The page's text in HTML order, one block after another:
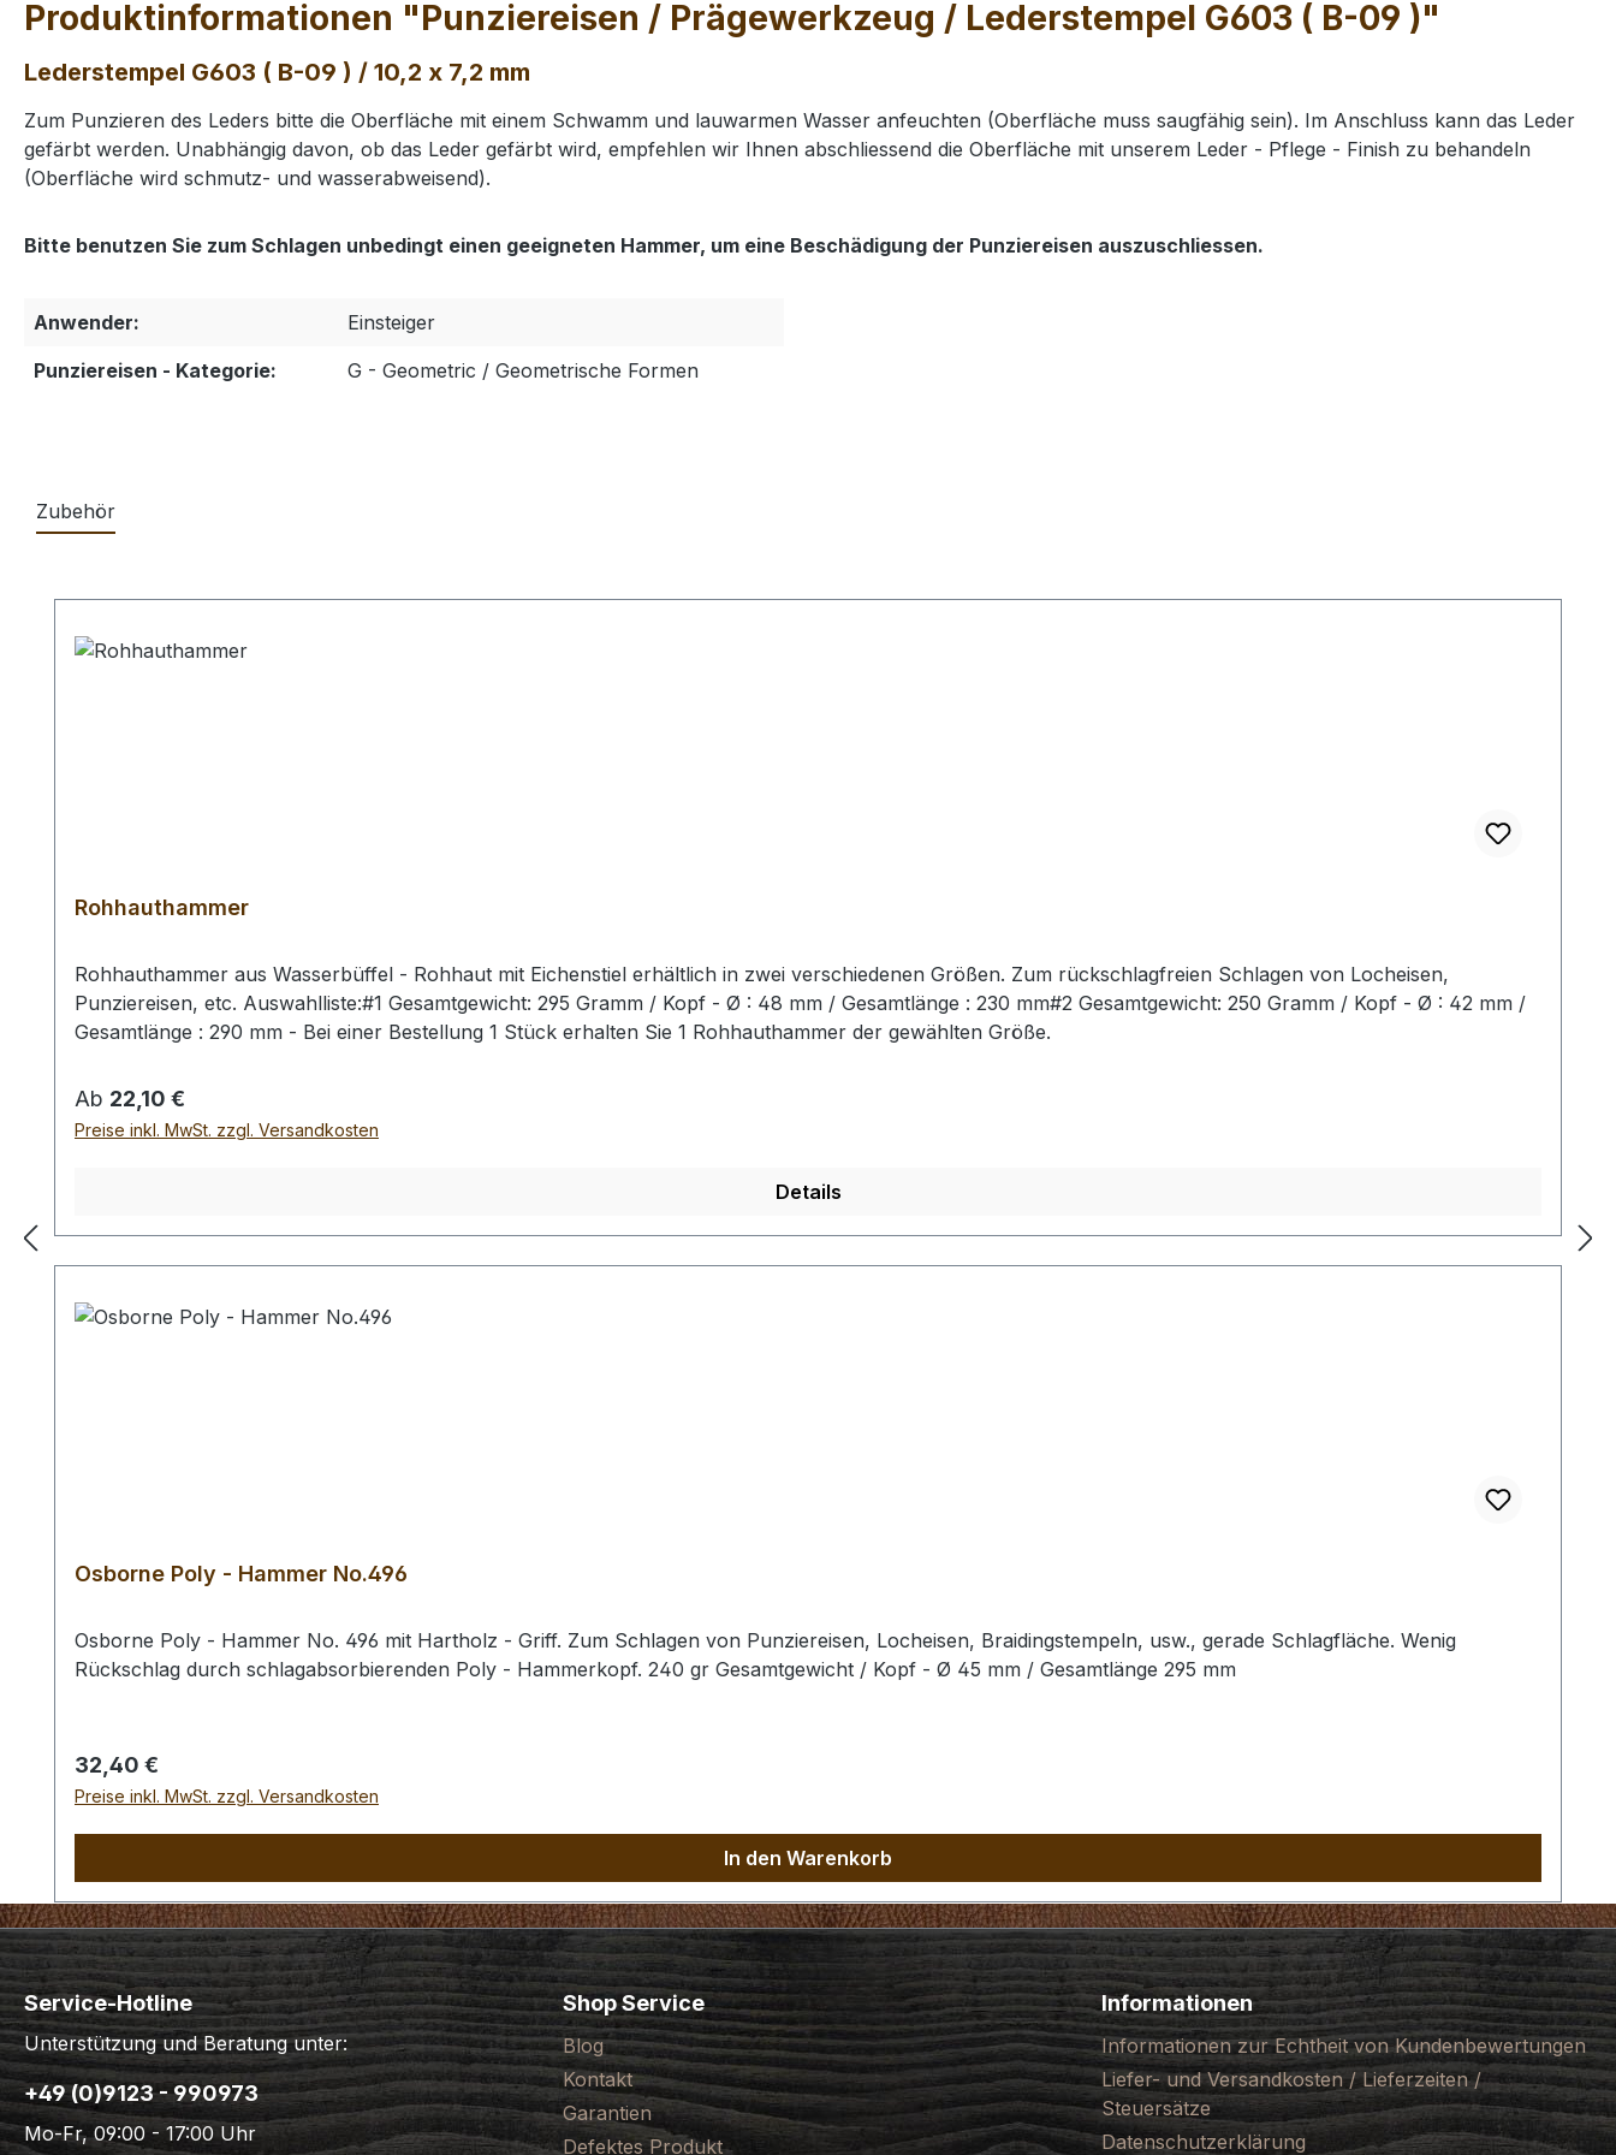
Produktinformationen "Punziereisen / Prägewerkzeug / Lederstempel G603 ( B-09 )"
Lederstempel G603 ( B-09 ) / 10,2 x 7,2 mm
Zum Punzieren des Leders bitte die Oberfläche mit einem Schwamm und lauwarmen Wasser anfeuchten (Oberfläche muss saugfähig sein). Im Anschluss kann das Leder
gefärbt werden. Unabhängig davon, ob das Leder gefärbt wird, empfehlen wir Ihnen abschliessend die Oberfläche mit unserem Leder - Pflege - Finish zu behandeln
(Oberfläche wird schmutz- und wasserabweisend).
Bitte benutzen Sie zum Schlagen unbedingt einen geeigneten Hammer, um eine Beschädigung der Punziereisen auszuschliessen.
Anwender:
Einsteiger
Punziereisen - Kategorie:
G - Geometric / Geometrische Formen
Zubehör
Rohhauthammer
Rohhauthammer aus Wasserbüffel - Rohhaut mit Eichenstiel erhältlich in zwei verschiedenen Größen. Zum rückschlagfreien Schlagen von Locheisen,
Punziereisen, etc. Auswahlliste:#1 Gesamtgewicht: 295 Gramm / Kopf - Ø : 48 mm / Gesamtlänge : 230 mm#2 Gesamtgewicht: 250 Gramm / Kopf - Ø : 42 mm /
Gesamtlänge : 290 mm - Bei einer Bestellung 1 Stück erhalten Sie 1 Rohhauthammer der gewählten Größe.
Regulärer Preis:
Ab 22,10 €
Preise inkl. MwSt. zzgl. Versandkosten
Details
Osborne Poly - Hammer No.496
Osborne Poly - Hammer No. 496 mit Hartholz - Griff. Zum Schlagen von Punziereisen, Locheisen, Braidingstempeln, usw., gerade Schlagfläche. Wenig
Rückschlag durch schlagabsorbierenden Poly - Hammerkopf. 240 gr Gesamtgewicht / Kopf - Ø 45 mm / Gesamtlänge 295 mm
Regulärer Preis:
32,40 €
Preise inkl. MwSt. zzgl. Versandkosten
In den Warenkorb
Service-Hotline
Unterstützung und Beratung unter:
+49 (0)9123 - 990973
Mo-Fr, 09:00 - 17:00 Uhr
Shop Service
Blog
Kontakt
Garantien
Defektes Produkt
Informationen
Informationen zur Echtheit von Kundenbewertungen
Liefer- und Versandkosten / Lieferzeiten /
Steuersätze
Datenschutzerklärung